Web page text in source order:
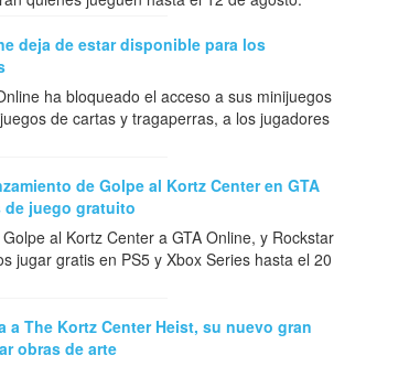
deja de estar disponible para los
ha bloqueado el acceso a sus minijuegos
de cartas y tragaperras, a los jugadores
de Golpe al Kortz Center en GTA
juego gratuito
al Kortz Center a GTA Online, y Rockstar
jugar gratis en PS5 y Xbox Series hasta el 20
a The Kortz Center Heist, su nuevo gran
obras de arte